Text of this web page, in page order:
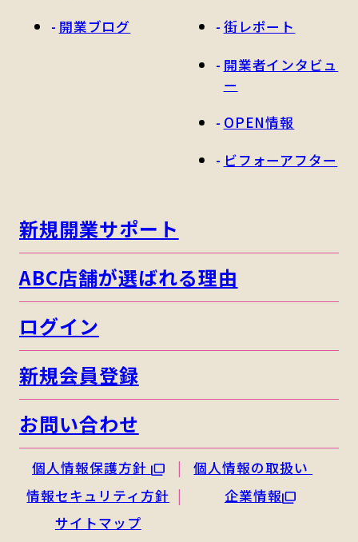
開業ブログ
街レポート
開業者インタビュ
ー
OPEN情報
ビフォーアフター
新規開業サポート
ABC店舗が選ばれる理由
ログイン
新規会員登録
お問い合わせ
個人情報保護方針
個人情報の取扱い
情報セキュリティ方針
企業情報
サイトマップ